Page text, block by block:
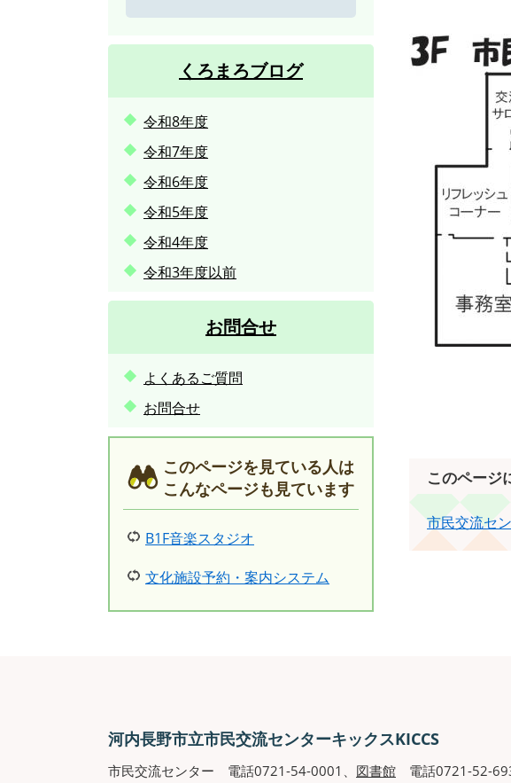
このページ
市民交流セ
くろまろブログ
令和8年度
令和7年度
令和6年度
令和5年度
令和4年度
令和3年度以前
お問合せ
よくあるご質問
お問合せ
このページを見ている人は
こんなページも見ています
B1F音楽スタジオ
文化施設予約・案内システム
河内長野市立市民交流センターキックスKICCS
市民交流センター 電話0721-54-0001、 図書館 電話0721-52-